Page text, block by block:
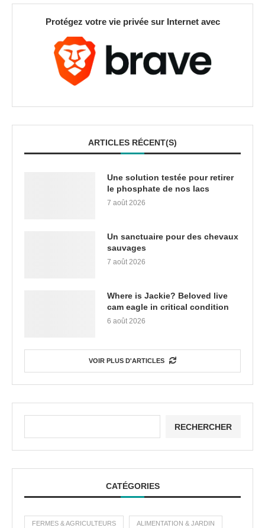
Protégez votre vie privée sur Internet avec
ARTICLES RÉCENT(S)
Une solution testée pour retirer
le phosphate de nos lacs
7 août 2026
Un sanctuaire pour des chevaux
sauvages
7 août 2026
Where is Jackie? Beloved live
cam eagle in critical condition
6 août 2026
VOIR PLUS D'ARTICLES
RECHERCHER
CATÉGORIES
FERMES & AGRICULTEURS ALIMENTATION & JARDIN